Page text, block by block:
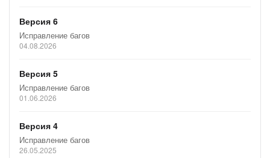
Версия 6
Исправление багов
04.08.2026
Версия 5
Исправление багов
01.06.2026
Версия 4
Исправление багов
26.05.2025